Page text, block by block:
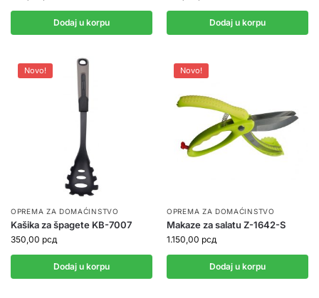
Dodaj u korpu Dodaj u korpu
Novo!
OPREMA ZA DOMAĆINSTVO
Kašika za špagete KB-7007
350,00 рсд
Dodaj u korpu
Novo!
OPREMA ZA DOMAĆINSTVO
Makaze za salatu Z-1642-S
1.150,00 рсд
Dodaj u korpu